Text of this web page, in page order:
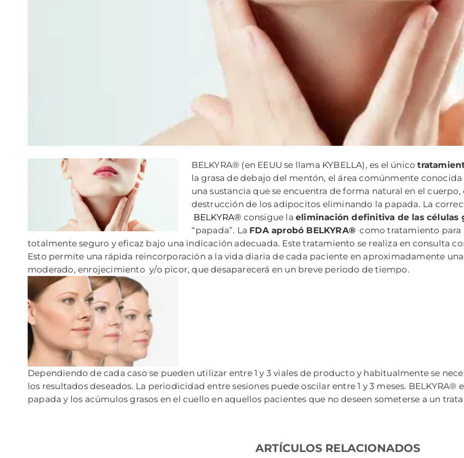
BELKYRA® (en EEUU se llama KYBELLA), es el único
la grasa de debajo del mentón, el área comúnmente
una sustancia que se encuentra de forma natural en el cuerpo,
destrucción de los adipocitos eliminando la papada. La
BELKYRA® consigue laeliminación definitiva de las células
“papada”. La FDA aprobó BELKYRA® como tratamiento para
totalmente seguro y eficaz bajo una indicación adecuada. Este tratamiento se realiza en consulta
Esto permite una rápida reincorporación a la vida diaria de cada paciente en aproximadamente
moderado, enrojecimiento y/o picor, que desaparecerá en un breve periodo de tiempo.
Dependiendo de cada caso se pueden utilizar entre 1 y 3 viales de producto y habitualmente se
los resultados deseados. La periodicidad entre sesiones puede oscilar entre 1 y 3 meses.
papada y los acúmulos grasos en el cuello en aquellos pacientes que no deseen someterse a un
ARTÍCULOS RELACIONADOS